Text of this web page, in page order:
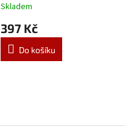
Skladem
397 Kč
Do košíku